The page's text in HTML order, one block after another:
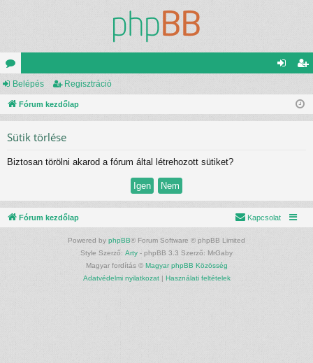
ór
u is
Belépés Regisztráció
Fórum kezdőlap
Sütik törlése
Biztosan törölni akarod a fórum által létrehozott sütiket?
Fórum kezdőlap Kapcsolat
Powered by phpBB® Forum Software © phpBB Limited
Style Szerző: Arty - phpBB 3.3 Szerző: MrGaby
Magyar fordítás © Magyar phpBB Közösség
Adatvédelmi nyilatkozat| Használati feltételek